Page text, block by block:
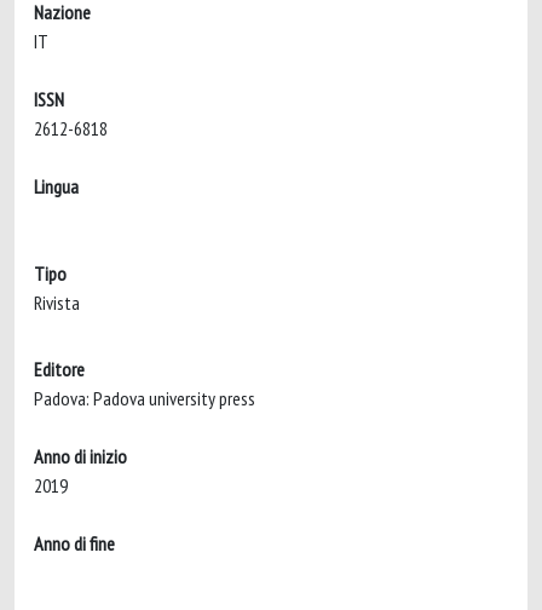
Nazione
ISSN
Lingua
Tipo
Rivista
Editore
Anno di inizio
Anno di fine